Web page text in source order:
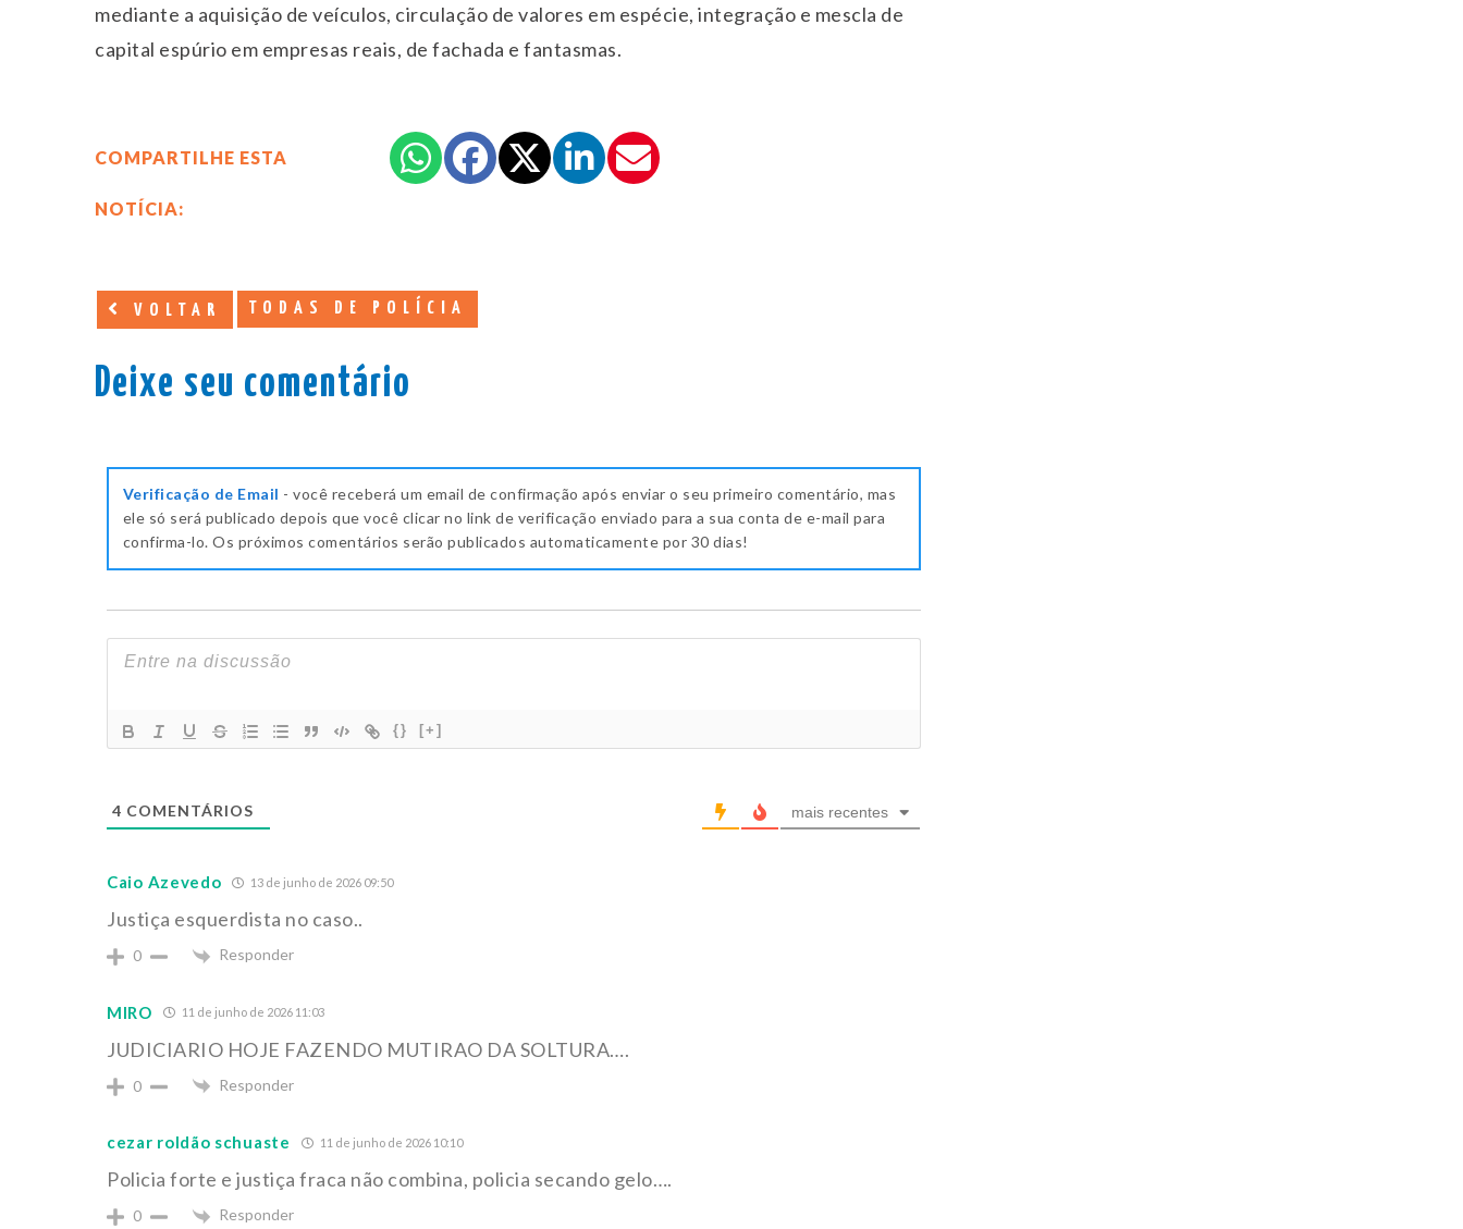
mediante a aquisição de veículos, circulação de valores em espécie, integração e mescla de
capital espúrio em empresas reais, de fachada e fantasmas.
COMPARTILHE ESTA
NOTÍCIA:
VOLTAR TODAS DE POLÍCIA
Deixe seu comentário
Verificação de Email - você receberá um email de confirmação após enviar o seu primeiro comentário, mas
ele só será publicado depois que você clicar no link de verificação enviado para a sua conta de e-mail para
confirma-lo. Os próximos comentários serão publicados automaticamente por 30 dias!
{} [+]
4 COMENTÁRIOS mais recentes
Caio Azevedo 13 de junho de 2026 09:50
Justiça esquerdista no caso..
0 Responder
MIRO 11 de junho de 2026 11:03
JUDICIARIO HOJE FAZENDO MUTIRAO DA SOLTURA….
0 Responder
cezar roldão schuaste 11 de junho de 2026 10:10
Policia forte e justiça fraca não combina, policia secando gelo….
0 Responder